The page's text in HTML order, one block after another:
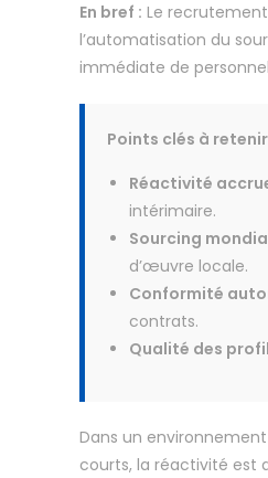
En bref : Le
l’automatisation du
immédiate de
Points clés à
Réactivité
intérimaire.
Sourcing
d’œuvre locale.
Conformité
contrats.
Qualité des
Dans un
courts, la réactivité est